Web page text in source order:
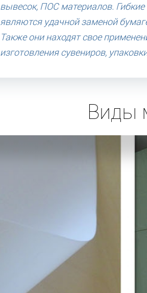
вывесок, ПОС материалов. Гибкие
являются удачной заменой
Также они находят свое
изготовления сувениров,
Виды